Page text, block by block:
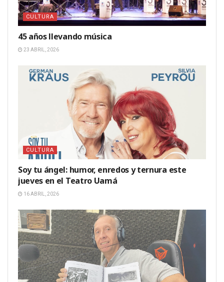
CULTURA
45 años llevando música
23 ABRIL, 2026
CULTURA
Soy tu ángel: humor, enredos y ternura este
jueves en el Teatro Uamá
16 ABRIL, 2026